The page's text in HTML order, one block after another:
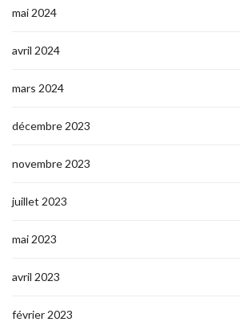
mai 2024
avril 2024
mars 2024
décembre 2023
novembre 2023
juillet 2023
mai 2023
avril 2023
février 2023